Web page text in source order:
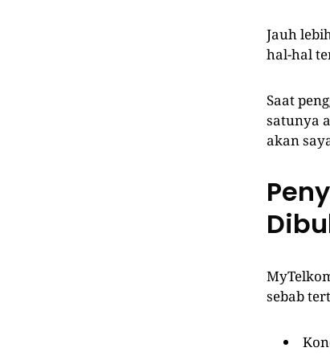
Jauh
hal-hal
Saat
satunya
akan
sebab